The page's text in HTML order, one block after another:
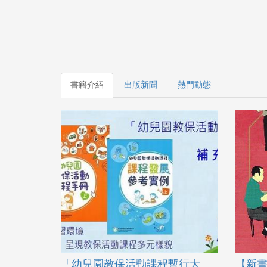
書籍介紹 出版新聞 熱門動態
「幼兒園教保活動課程暫行大 【新